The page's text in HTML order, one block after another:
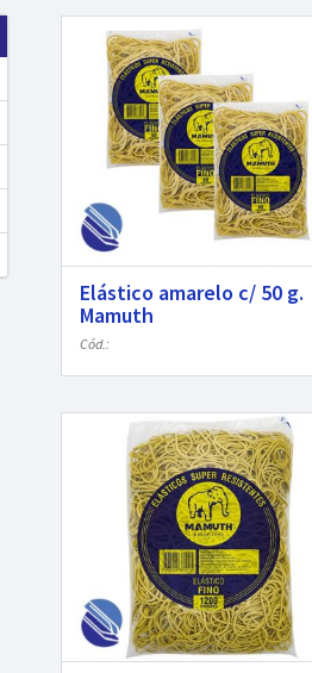
Elástico amarelo c/ 50 g.
Mamuth
Cód.: